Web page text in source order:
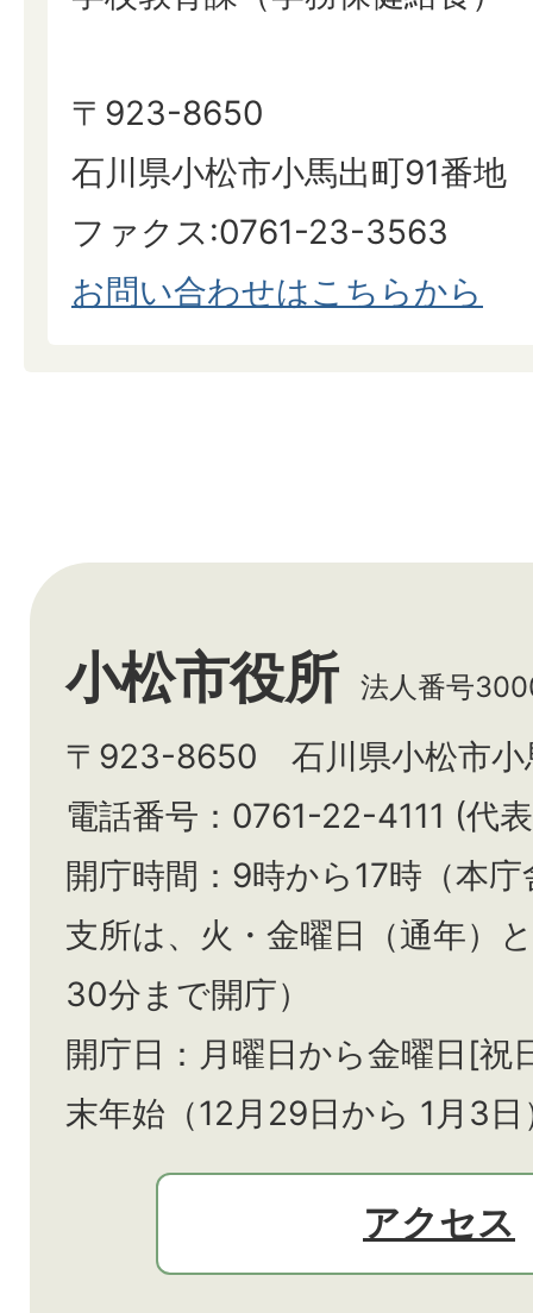
〒923-8650
石川県小松市小馬出町91番地
ファクス:0761-23-3563
お問い合わせはこちらから
小松市役所 法人番号
〒923-8650 石川県小松市小
電話番号：0761-22-4111 (代
開庁時間：9時から17時（本
支所は、火・金曜日（通年）と
30分まで開庁）
開庁日：月曜日から金曜日[祝
末年始（12月29日から 1月3
アクセス